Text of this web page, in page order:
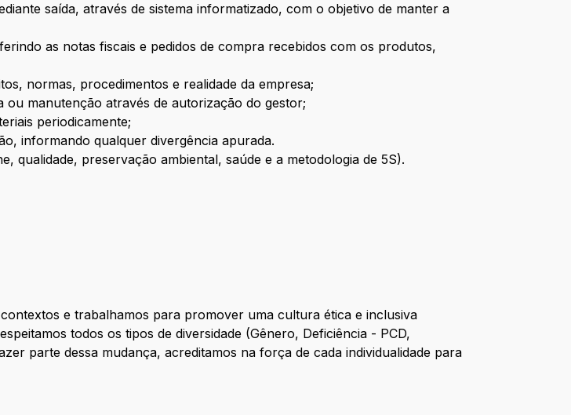
saída, através de sistema informatizado, com o objetivo de manter a
as notas fiscais e pedidos de compra recebidos com os produtos,
normas, procedimentos e realidade da empresa;
manutenção através de autorização do gestor;
periodicamente;
informando qualquer divergência apurada.
qualidade, preservação ambiental, saúde e a metodologia de 5S).
e trabalhamos para promover uma cultura ética e inclusiva
todos os tipos de diversidade (Gênero, Deficiência - PCD,
parte dessa mudança, acreditamos na força de cada individualidade para